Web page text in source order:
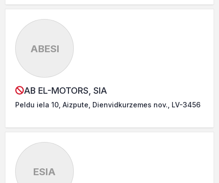
ABESI
AB EL-MOTORS, SIA
Peldu iela 10, Aizpute, Dienvidkurzemes nov., LV-3456
ESIA